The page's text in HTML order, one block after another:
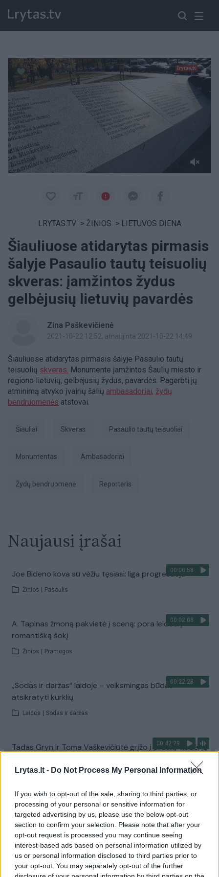
Lrytas.lt - Do Not Process My Personal Information
If you wish to opt-out of the sale, sharing to third parties, or
processing of your personal or sensitive information for
targeted advertising by us, please use the below opt-out
section to confirm your selection. Please note that after your
opt-out request is processed you may continue seeing
interest-based ads based on personal information utilized by
us or personal information disclosed to third parties prior to
your opt-out. You may separately opt-out of the further
Paremkite Ukrainą
LRYTAS.TV > ŽINIOS > LIETUVOS DIENA
Šiauliuose atidarytas pirmasis
šalyje Pasaulio tautų teisuolių
skveras: įamžintos žydus
gelbėjusių lietuvių pavardės
Zina Paškevičienė
2021-10-22 12:52, atnaujinta 2021-10-22 14:49
Šiauliuose atidarytas pirmasis šalyje Pasaulio tautų
teisuolių skveras. Monumente įamžintos Šaulių miesto ir
regiono lietuvių, gelbėjusių žydus, pavardės. Pagerbti jų
atminimą atvyko įvairių šalių ambasadoriai, žydų
bendruomenės atstovai.
Šiauliai skveras Pasaulio tautų teisuoliai
monumentas ambasadoriai
Žydų bendruomenė Reporteris
Naujausi įrašai
00:00:58
Joe Bideno kova su vėžiu tęsiasi: liga progresuoja
Žinios Pasaulis
00:02:08
A. Tapinas žmoną pakvietė į sceną: pora leidosi į
romantišką šokį
Žinios Pramogos
00:22:28
„Sodas ir daržas“ laidoje – veiksmingas būdas
atsikratyti kurklių
Laidos Sodas ir daržas
00:42:29
Tadas Gryn ir Toma Vaškevičiūtė grįžo į praeitį: kodėl jų
Žinios | Lietuvos diena
Visi įrašai
Žiūrimiausi įrašai